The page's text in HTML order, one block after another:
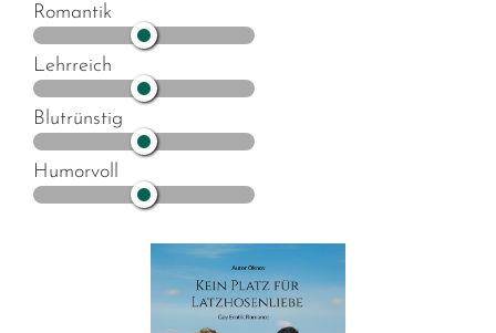
Romantik
Lehrreich
Blutrünstig
Humorvoll